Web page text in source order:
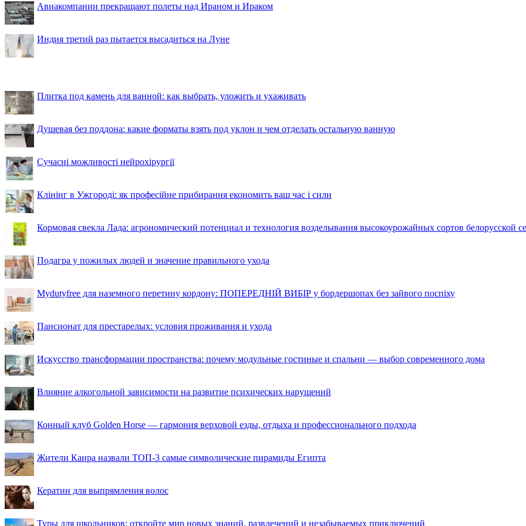
Авиакомпании прекращают полеты над Ираном и Ираком
Индия третий раз пытается высадиться на Луне
Плитка под камень для ванной: как выбрать, уложить и ухаживать
Душевая без поддона: какие форматы взять под уклон и чем отделать остальную ванную
Сучасні можливості нейрохірургії
Клінінг в Ужгороді: як професійне прибирання економить ваш час і сили
Кормовая свекла Лада: агрономический потенциал и технология возделывания высокоурожайных сортов белорусской
Подагра у пожилых людей и значение правильного ухода
Mydutyfree для наземного перетину кордону: ПОПЕРЕДНІЙ ВИБІР у бордершопах без зайвого поспіху
Пансионат для престарелых: условия проживания и ухода
Искусство трансформации пространства: почему модульные гостиные и спальни — выбор современного дома
Влияние алкогольной зависимости на развитие психических нарушений
Конный клуб Golden Horse — гармония верховой езды, отдыха и профессионального подхода
Жители Каира назвали ТОП-3 самые символические пирамиды Египта
Кератин для выпрямления волос
Туры для школьников: откройте мир новых знаний, развлечений и незабываемых приключений